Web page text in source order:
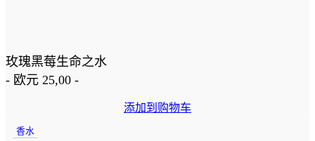
玫瑰黑莓生命之水
- 欧元 25,00 -
添加到购物车
香水